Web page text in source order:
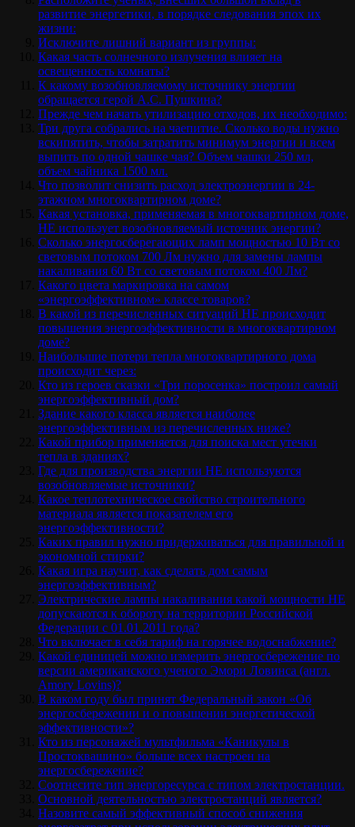
развитие энергетики, в порядке следования эпох их
жизни:
Исключите лишний вариант из группы:
Какая часть солнечного излучения влияет на
освещенность комнаты?
К какому возобновляемому источнику энергии
обращается герой А.С. Пушкина?
Прежде чем начать утилизацию отходов, их необходимо:
Три друга собрались на чаепитие. Сколько воды нужно
вскипятить, чтобы затратить минимум энергии и всем
выпить по одной чашке чая? Объем чашки 250 мл,
объем чайника 1500 мл.
Что позволит снизить расход электроэнергии в 24-
этажном многоквартирном доме?
Какая установка, применяемая в многоквартирном доме,
НЕ использует возобновляемый источник энергии?
Сколько энергосберегающих ламп мощностью 10 Вт со
световым потоком 700 Лм нужно для замены лампы
накаливания 60 Вт со световым потоком 400 Лм?
Какого цвета маркировка на самом
«энергоэффективном» классе товаров?
В какой из перечисленных ситуаций НЕ происходит
повышения энергоэффективности в многоквартирном
доме?
Наибольшие потери тепла многоквартирного дома
происходит через:
Кто из героев сказки «Три поросенка» построил самый
энергоэффективный дом?
Здание какого класса является наиболее
энергоэффективным из перечисленных ниже?
Какой прибор применяется для поиска мест утечки
тепла в зданиях?
Где для производства энергии НЕ используются
возобновляемые источники?
Какое теплотехническое свойство строительного
материала является показателем его
энергоэффективности?
Каких правил нужно придерживаться для правильной и
экономной стирки?
Какая игра научит, как сделать дом самым
энергоэффективным?
Электрические лампы накаливания какой мощности НЕ
допускаются к обороту на территории Российской
Федерации с 01.01.2011 года?
Что включает в себя тариф на горячее водоснабжение?
Какой единицей можно измерить энергосбережение по
версии американского ученого Эмори Ловинса (англ.
Amory Lovins)?
В каком году был принят Федеральный закон «Об
энергосбережении и о повышении энергетической
эффективности»?
Кто из персонажей мультфильма «Каникулы в
Простоквашино» больше всех настроен на
энергосбережение?
Соотнесите тип энергоресурса с типом электростанции.
Основной деятельностью электростанций является?
Назовите самый эффективный способ снижения